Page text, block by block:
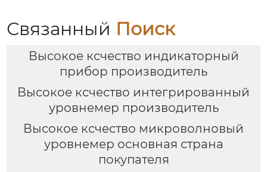
Связанный Поиск
Высокое ксчество индикаторный
прибор производитель
Высокое ксчество интегрированный
уровнемер производитель
Высокое ксчество микроволновый
уровнемер основная страна
покупателя